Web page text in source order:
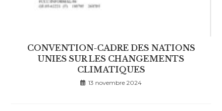
CONVENTION-CADRE DES NATIONS
UNIES SUR LES CHANGEMENTS
CLIMATIQUES
13 novembre 2024